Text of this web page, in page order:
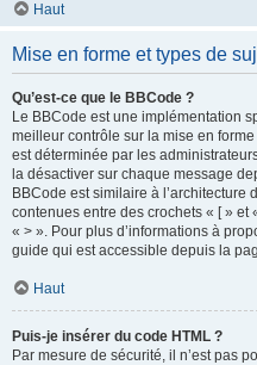
Haut
Mise en forme et types de
Qu’est-ce que le BBCode ?
Le BBCode est une implémentation
meilleur contrôle sur la mise en
est déterminée par les
la désactiver sur chaque message
BBCode est similaire à l’architecture
contenues entre des crochets « [ » et
« > ». Pour plus d’informations à
guide qui est accessible depuis la
Haut
Puis-je insérer du code HTML ?
Par mesure de sécurité, il n’est pas